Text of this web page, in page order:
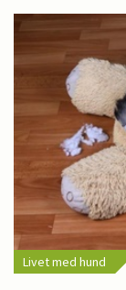
Livet med hund